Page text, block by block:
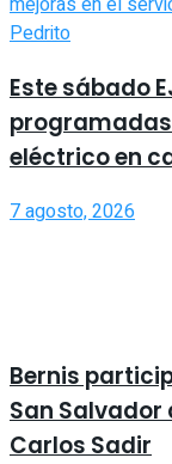
Este sábado
eléctrico en
7 agosto, 2026
Bernis
San Salvador
Carlos Sadir